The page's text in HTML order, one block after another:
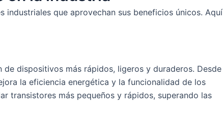
industriales que aprovechan sus beneficios únicos. Aquí
dispositivos más rápidos, ligeros y duraderos. Desde
la eficiencia energética y la funcionalidad de los
transistores más pequeños y rápidos, superando las